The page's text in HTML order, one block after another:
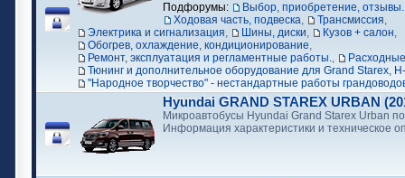
Подфорумы:
Выбор, приобретение, отзывы.
Ходовая часть, подвеска, Трансмиссия,
Электрика и сигнализация, Шины, диски, Кузов + салон,
Обогрев, охлаждение, кондиционирование,
Ремонт, эксплуатация и регламентные работы.,
Тюнинг и дополнительное оборудование для Grand Starex,
"Народное творчество" - нестандартные работы
Hyundai GRAND STAREX URBAN
Микроавтобусы Hyundai Grand Starex Urban
Информация характеристики и техническое